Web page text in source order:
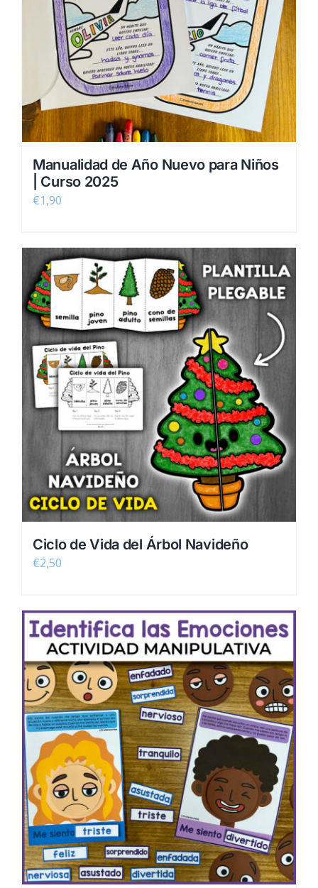
Manualidad de Año Nuevo para Niños
| Curso 2025
€1,90
Ciclo de Vida del Árbol Navideño
€2,50